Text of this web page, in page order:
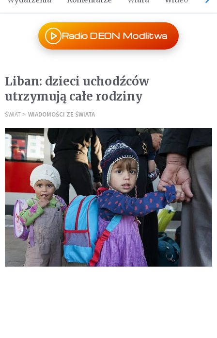
Radio DEON Modlitwa
Liban: dzieci uchodźców
utrzymują całe rodziny
ŚWIAT WIADOMOŚCI ZE ŚWIATA